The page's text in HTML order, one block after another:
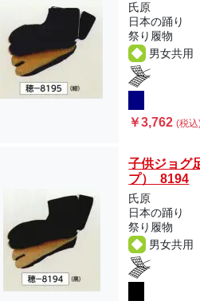
氏原
日本の踊り
祭り履物
男女共用
￥3,762(税込
子供ジョグ
プ） 8194
氏原
日本の踊り
祭り履物
男女共用